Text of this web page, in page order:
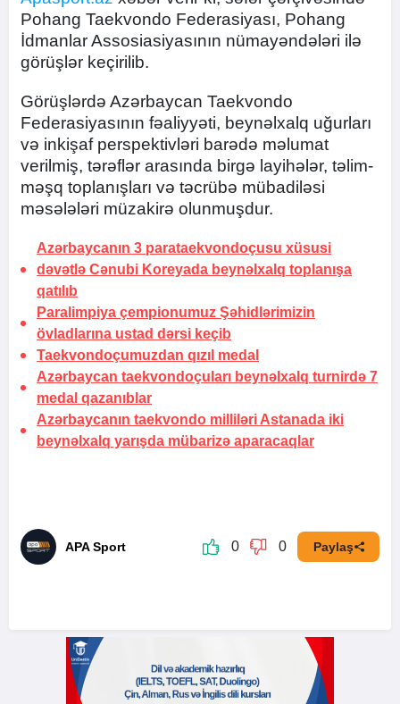
Pohang Taekvondo Federasiyası, Pohang
İdmanlar Assosiasiyasının nümayəndələri ilə
görüşlər keçirilib.
Görüşlərdə Azərbaycan Taekvondo
Federasiyasının fəaliyyəti, beynəlxalq uğurları
və inkişaf perspektivləri barədə məlumat
verilmiş, tərəflər arasında birgə layihələr, təlim-
məşq toplanışları və təcrübə mübadiləsi
məsələləri müzakirə olunmuşdur.
Azərbaycanın 3 parataekvondoçusu xüsusi
dəvətlə Cənubi Koreyada beynəlxalq toplanışa
qatılıb
Paralimpiya çempionumuz Şəhidlərimizin
övladlarına ustad dərsi keçib
Taekvondoçumuzdan qızıl medal
Azərbaycan taekvondoçuları beynəlxalq turnirdə 7
medal qazanıblar
Azərbaycanın taekvondo milliləri Astanada iki
beynəlxalq yarışda mübarizə aparacaqlar
APA Sport 0 0 Paylaş